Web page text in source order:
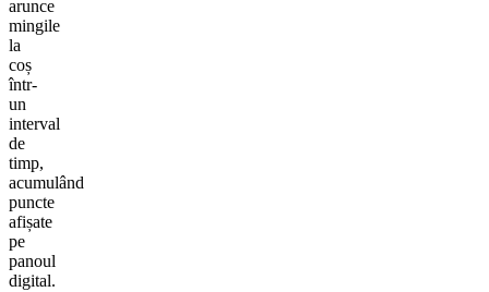
arunce
mingile
la
coș
într-
un
interval
de
timp,
acumulând
puncte
afișate
pe
panoul
digital.